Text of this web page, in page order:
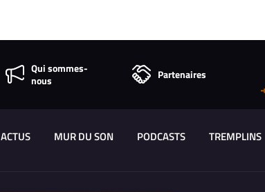
Qui sommes-
nous
Partenaires
ACTUS MUR DU SON PODCASTS TREMPLINS